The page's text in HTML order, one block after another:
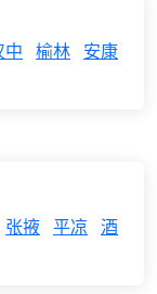
中 榆林 安康
张掖 平凉 酒